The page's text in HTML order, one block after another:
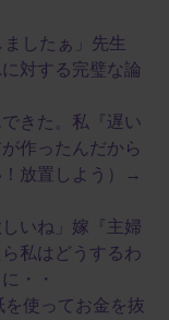
したぁ」先生
対する完璧な論
きた。私『遅い
作ったんだから
放置しよう）→
いね」嫁『主婦
私はどうするわ
・・
使ってお金を抜